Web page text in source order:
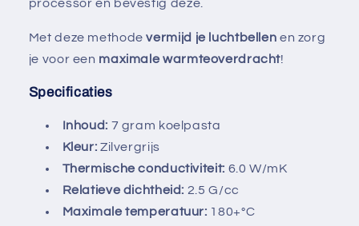
processor en bevestig deze.
Met deze methodevermijd je luchtbellen en zorg
je voor een maximale warmteoverdracht!
Specificaties
Inhoud: 7 gram koelpasta
Kleur: Zilvergrijs
Thermische conductiviteit: 6.0 W/mK
Relatieve dichtheid: 2.5 G/cc
Maximale temperatuur: 180+°C